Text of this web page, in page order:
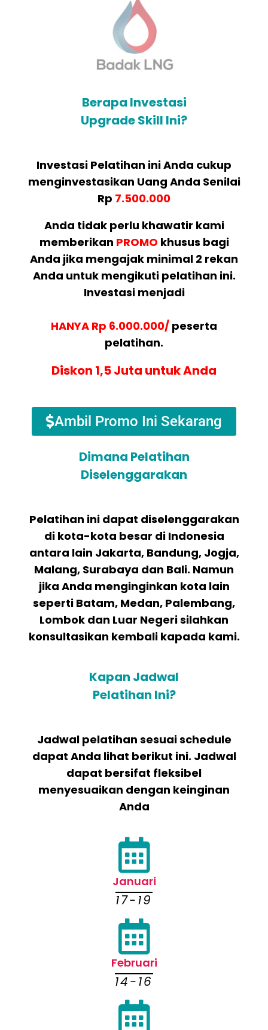
Berapa Investasi
Upgrade Skill Ini?
Investasi Pelatihan ini Anda cukup
menginvestasikan Uang Anda Senilai
Rp 7.500.000
Anda tidak perlu khawatir kami
memberikan PROMO khusus bagi
Anda jika mengajak minimal 2 rekan
Anda untuk mengikuti pelatihan ini.
Investasi menjadi
HANYA Rp 6.000.000/ peserta
pelatihan.
Diskon 1,5 Juta untuk Anda
Ambil Promo Ini Sekarang
Dimana Pelatihan
Diselenggarakan
Pelatihan ini dapat diselenggarakan
di kota-kota besar di Indonesia
antara lain Jakarta, Bandung, Jogja,
Malang, Surabaya dan Bali. Namun
jika Anda menginginkan kota lain
seperti Batam, Medan, Palembang,
Lombok dan Luar Negeri silahkan
konsultasikan kembali kapada kami.
Kapan Jadwal
Pelatihan Ini?
Jadwal pelatihan sesuai schedule
dapat Anda lihat berikut ini. Jadwal
dapat bersifat fleksibel
menyesuaikan dengan keinginan
Anda
Januari
17-19
Februari
14-16